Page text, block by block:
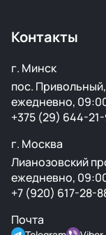
Контакты
г. Минск
пос.
ежедневно,
+375 (29) 644-
г. Москва
Лианозовский
ежедневно,
+7 (920) 617-28-
Почта